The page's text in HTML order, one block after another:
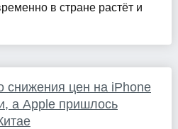
в стране растёт и
снижения цен на iPhone
а Apple пришлось